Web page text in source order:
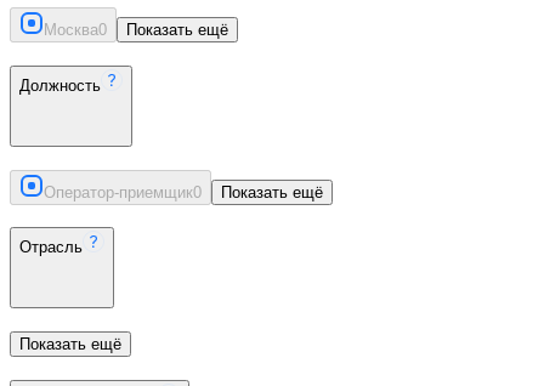
Москва0 Показать ещё
Должность
Оператор-приемщик0 Показать ещё
Отрасль
Показать ещё